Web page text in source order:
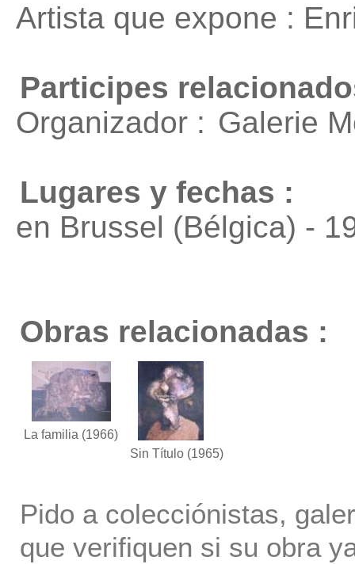
Artista que expone :
Participes
Organizador : Galerie
Lugares y fechas :
en Brussel (Bélgica) -
Obras relacionadas :
La familia (1966)
Sin Título (1965)
Pido a colecciónistas,
que verifiquen si su obra